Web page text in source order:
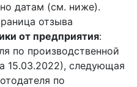
датам (см. ниже).
отзыва
от предприятия:
по производственной
15.03.2022), следующая
по